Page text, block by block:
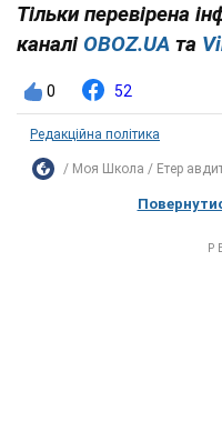
Тільки перевірена
каналі OBOZ.UA та
0 52
Редакційна політика
Моя Школа Етер